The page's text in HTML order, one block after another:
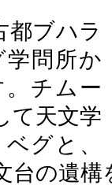
都ブハラ
問所か
チムー
て天文学
グと、
台の遺構